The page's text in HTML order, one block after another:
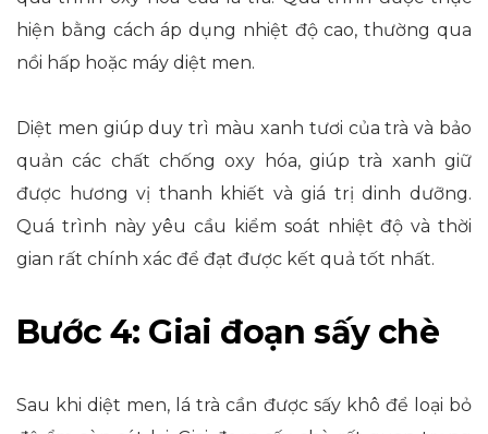
hiện bằng cách áp dụng nhiệt độ cao, thường qua
nồi hấp hoặc máy diệt men.
Diệt men giúp duy trì màu xanh tươi của trà và bảo
quản các chất chống oxy hóa, giúp trà xanh giữ
được hương vị thanh khiết và giá trị dinh dưỡng.
Quá trình này yêu cầu kiểm soát nhiệt độ và thời
gian rất chính xác để đạt được kết quả tốt nhất.
Bước 4: Giai đoạn sấy chè
Sau khi diệt men, lá trà cần được sấy khô để loại bỏ